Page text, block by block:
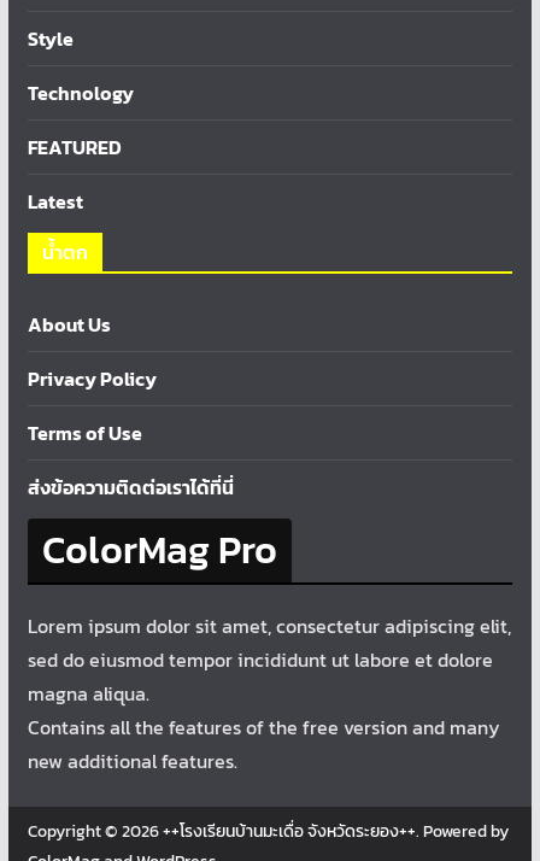
Style
Technology
FEATURED
Latest
น้ำตก
About Us
Privacy Policy
Terms of Use
ส่งข้อความติดต่อเราได้ที่นี่
ColorMag Pro
Lorem ipsum dolor sit amet, consectetur adipiscing elit,
sed do eiusmod tempor incididunt ut labore et dolore
magna aliqua.
Contains all the features of the free version and many
new additional features.
Copyright © 2026++โรงเรียนบ้านมะเดื่อ จังหวัดระยอง++. Powered by